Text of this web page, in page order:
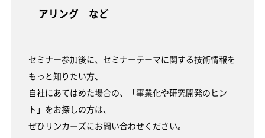
アリング など
セミナー参加後に、セミナーテーマに関する技術情報を
もっと知りたい方、
自社にあてはめた場合の、「事業化や研究開発のヒン
ト」をお探しの方は、
ぜひリンカーズにお問い合わせください。